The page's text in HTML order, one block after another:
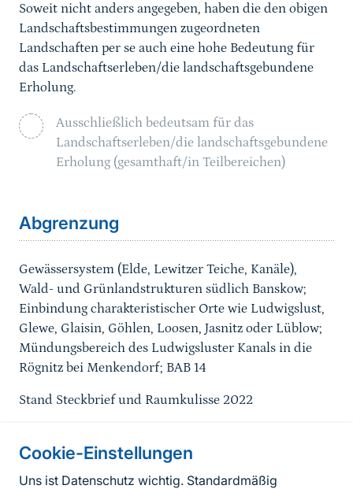
Cookie-Einstellungen
Uns ist Datenschutz wichtig. Standardmäßig
Soweit nicht anders angegeben, haben die den obigen
Landschaftsbestimmungen zugeordneten
Landschaften per se auch eine hohe Bedeutung für
das Landschaftserleben/die landschaftsgebundene
Erholung.
Ausschließlich bedeutsam für das
Landschaftserleben/die landschaftsgebundene
Erholung (gesamthaft/in Teilbereichen)
Abgrenzung
Gewässersystem (Elde, Lewitzer Teiche, Kanäle),
Wald- und Grünlandstrukturen südlich Banskow;
Einbindung charakteristischer Orte wie Ludwigslust,
Glewe, Glaisin, Göhlen, Loosen, Jasnitz oder Lüblow;
Mündungsbereich des Ludwigsluster Kanals in die
Rögnitz bei Menkendorf; BAB 14
Stand Steckbrief und Raumkulisse 2022
Informationen zur Seite